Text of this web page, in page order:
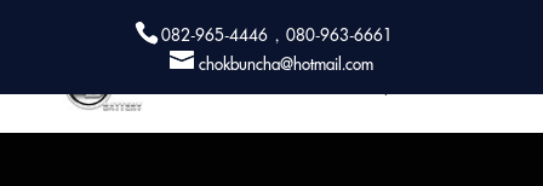
082-965-4446 , 080-963-6661
chokbuncha@hotmail.com